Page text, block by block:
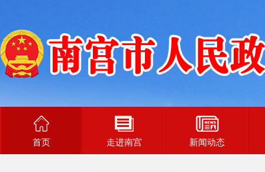
首页 走进南宫 新闻动态